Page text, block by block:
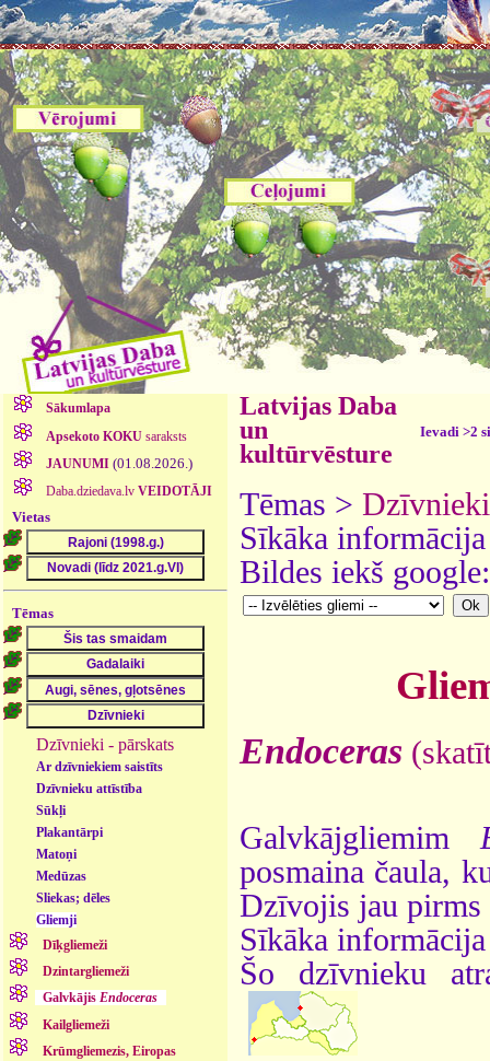
Sākumlapa
Apsekoto KOKUsaraksts
JAUNUMI (01.08.2026.)
Daba.dziedava.lv VEIDOTĀJI
Vietas
Tēmas
Dzīvnieki - pārskats
Ar dzīvniekiem saistīts
Dzīvnieku attīstība
Sūkļi
Plakantārpi
Matoņi
Medūzas
Sliekas; dēles
Gliemji
Dīķgliemeži
Dzintargliemeži
GalvkājisEndoceras
Kailgliemeži
Krūmgliemezis, Eiropas
Latvijas Daba
un
kultūrvēsture
Ievadi >2
Tēmas > Dzīvnieki
Sīkāka
Bildes iekš
Endoceras
Galvkājgliemim
posmaina čaula,
Dzīvojis jau
Sīkāka
Šo dzīvnieku